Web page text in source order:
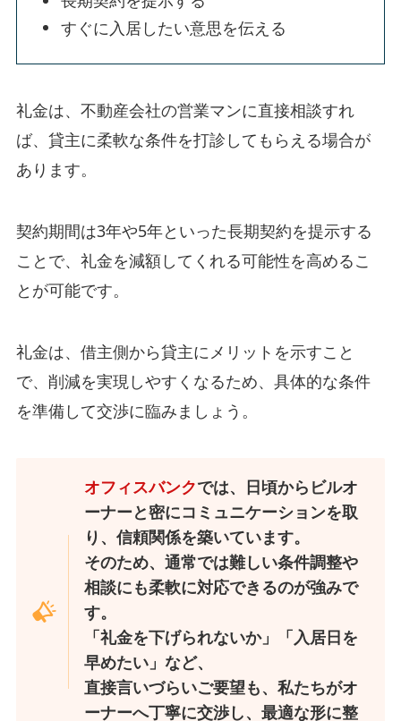
すぐに入居したい意思を伝える
礼金は、不動産会社の営業マンに直接相談すれ
ば、貸主に柔軟な条件を打診してもらえる場合が
あります。
契約期間は3年や5年といった長期契約を提示する
ことで、礼金を減額してくれる可能性を高めるこ
とが可能です。
礼金は、借主側から貸主にメリットを示すこと
で、削減を実現しやすくなるため、具体的な条件
を準備して交渉に臨みましょう。
オフィスバンクでは、日頃からビルオ
ーナーと密にコミュニケーションを取
り、信頼関係を築いています。
そのため、通常では難しい条件調整や
相談にも柔軟に対応できるのが強みで
す。
「礼金を下げられないか」「入居日を
早めたい」など、
直接言いづらいご要望も、私たちがオ
ーナーへ丁寧に交渉し、最適な形に整